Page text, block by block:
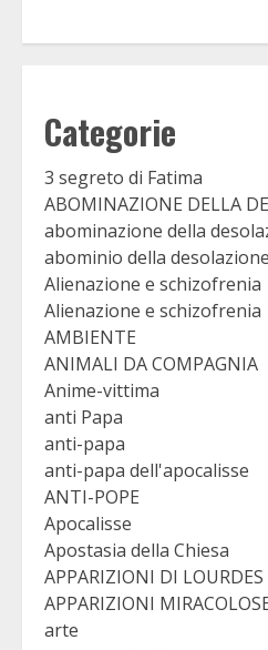
Categorie
3 segreto di Fatima
ABOMINAZIONE DELLA
abominazione della
abominio della desolazione
Alienazione e schizofrenia
Alienazione e schizofrenia
AMBIENTE
ANIMALI DA COMPAGNIA
Anime-vittima
anti Papa
anti-papa
anti-papa dell'apocalisse
ANTI-POPE
Apocalisse
Apostasia della Chiesa
APPARIZIONI DI LOURDES
APPARIZIONI
arte